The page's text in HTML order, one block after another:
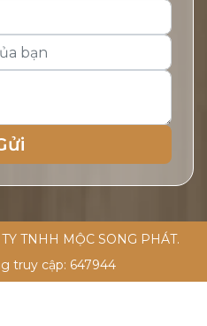
TNHH MỘC SONG PHÁT.
truy cập: 647944